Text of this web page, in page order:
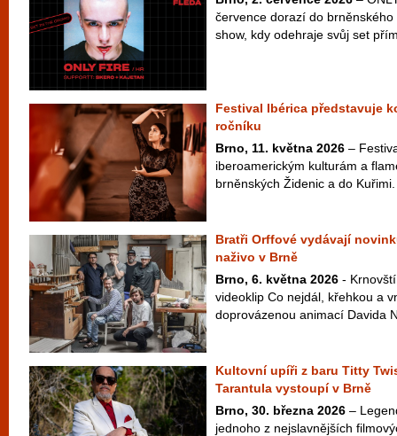
července dorazí do
show, kdy odehraje svůj set
Festival Ibérica představuje
ročníku
Brno, 11. května 2026 –
iberoamerickým kulturám a
brněnských Židenic a do
Bratři Orffové vydávají
naživo v Brně
Brno, 6. května 2026 -
videoklip Co nejdál, křehkou a
doprovázenou animací Davida
Kultovní upíři z baru Titty
Tarantula vystoupí v Brně
Brno, 30. března 2026 –
jednoho z nejslavnějších